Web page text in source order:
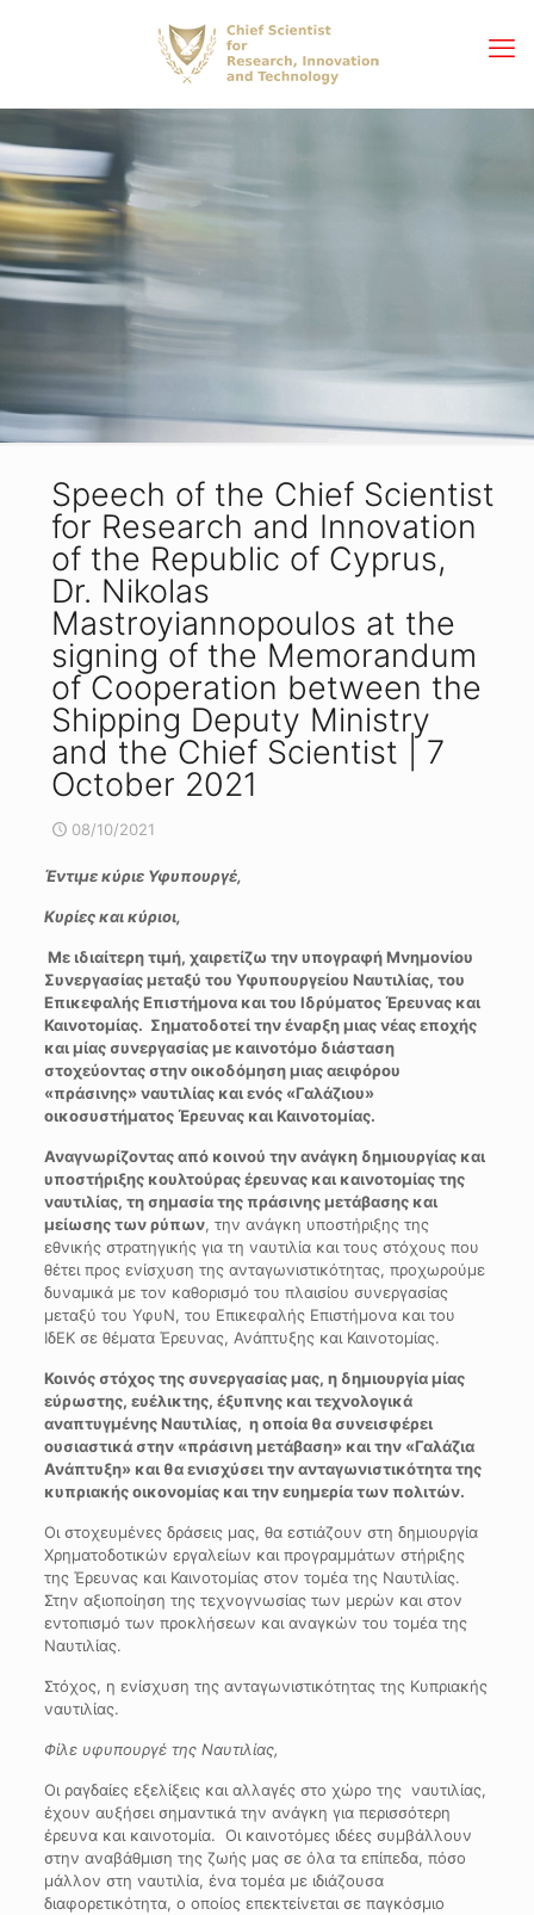
Speech of the Chief Scientist
for Research and Innovation
of the Republic of Cyprus,
Dr. Nikolas
Mastroyiannopoulos at the
signing of the Memorandum
of Cooperation between the
Shipping Deputy Ministry
and the Chief Scientist | 7
October 2021
08/10/2021
Έντιμε κύριε Υφυπουργέ,
Κυρίες και κύριοι,
Με ιδιαίτερη τιμή, χαιρετίζω την υπογραφή Μνημονίου
Συνεργασίας μεταξύ του Υφυπουργείου Ναυτιλίας, του
Επικεφαλής Επιστήμονα και του Ιδρύματος Έρευνας και
Καινοτομίας. Σηματοδοτεί την έναρξη μιας νέας εποχής
και μίας συνεργασίας με καινοτόμο διάσταση
στοχεύοντας στην οικοδόμηση μιας αειφόρου
«πράσινης» ναυτιλίας και ενός «Γαλάζιου»
οικοσυστήματος Έρευνας και Καινοτομίας.
Αναγνωρίζοντας από κοινού την ανάγκη δημιουργίας και
υποστήριξης κουλτούρας έρευνας και καινοτομίας της
ναυτιλίας, τη σημασία της πράσινης μετάβασης και
μείωσης των ρύπων, την ανάγκη υποστήριξης της
εθνικής στρατηγικής για τη ναυτιλία και τους στόχους που
θέτει προς ενίσχυση της ανταγωνιστικότητας, προχωρούμε
δυναμικά με τον καθορισμό του πλαισίου συνεργασίας
μεταξύ του ΥφυΝ, του Επικεφαλής Επιστήμονα και του
ΙδΕΚ σε θέματα Έρευνας, Ανάπτυξης και Καινοτομίας.
Κοινός στόχος της συνεργασίας μας, η δημιουργία μίας
εύρωστης, ευέλικτης, έξυπνης και τεχνολογικά
αναπτυγμένης Ναυτιλίας, η οποία θα συνεισφέρει
ουσιαστικά στην «πράσινη μετάβαση» και την «Γαλάζια
Ανάπτυξη» και θα ενισχύσει την ανταγωνιστικότητα της
κυπριακής οικονομίας και την ευημερία των πολιτών.
Οι στοχευμένες δράσεις μας, θα εστιάζουν στη δημιουργία
Χρηματοδοτικών εργαλείων και προγραμμάτων στήριξης
της Έρευνας και Καινοτομίας στον τομέα της Ναυτιλίας.
Στην αξιοποίηση της τεχνογνωσίας των μερών και στον
εντοπισμό των προκλήσεων και αναγκών του τομέα της
Ναυτιλίας.
Στόχος, η ενίσχυση της ανταγωνιστικότητας της Κυπριακής
ναυτιλίας.
Φίλε υφυπουργέ της Ναυτιλίας,
Οι ραγδαίες εξελίξεις και αλλαγές στο χώρο της ναυτιλίας,
έχουν αυξήσει σημαντικά την ανάγκη για περισσότερη
έρευνα και καινοτομία. Οι καινοτόμες ιδέες συμβάλλουν
στην αναβάθμιση της ζωής μας σε όλα τα επίπεδα, πόσο
μάλλον στη ναυτιλία, ένα τομέα με ιδιάζουσα
διαφορετικότητα, ο οποίος επεκτείνεται σε παγκόσμιο